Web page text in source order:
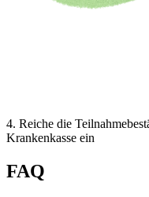
4. Reiche die
Krankenkasse ein
FAQ